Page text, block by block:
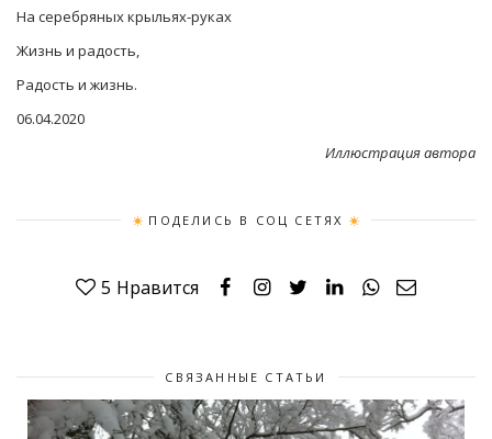
На серебряных крыльях-руках
Жизнь и радость,
Радость и жизнь.
06.04.2020
Иллюстрация автора
ПОДЕЛИСЬ В СОЦ СЕТЯХ
5 Нравится
СВЯЗАННЫЕ СТАТЬИ